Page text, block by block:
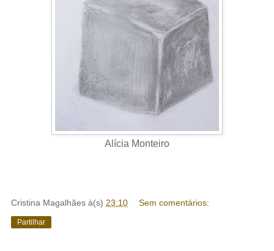
Alícia Monteiro
Cristina Magalhães à(s) 23:10 Sem comentários:
Partilhar